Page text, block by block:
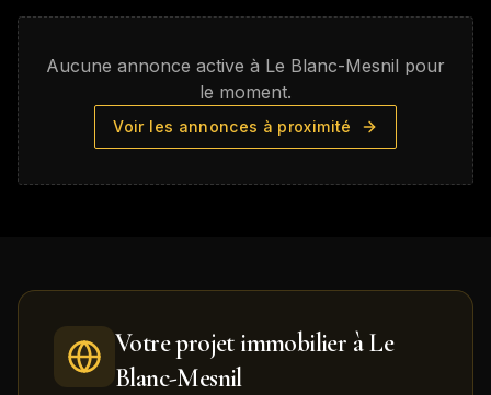
Aucune annonce active à Le Blanc-Mesnil pour
le moment.
Voir les annonces à proximité
Votre projet immobilier àLe
Blanc-Mesnil